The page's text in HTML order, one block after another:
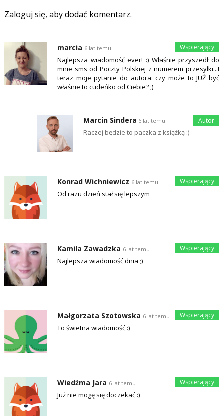
Zaloguj się, aby dodać komentarz.
marcia 6 lat temu
Najlepsza wiadomość ever! :) Właśnie przyszedł do
mnie sms od Poczty Polskiej z numerem przesyłki...I
teraz moje pytanie do autora: czy może to JUŻ być
właśnie to cudeńko od Ciebie? ;)
Marcin Sindera 6 lat temu
Raczej będzie to paczka z książką :)
Konrad Wichniewicz 6 lat temu
Od razu dzień stał się lepszym
Kamila Zawadzka 6 lat temu
Najlepsza wiadomość dnia ;)
Małgorzata Szotowska 6 lat temu
To świetna wiadomość :)
Wiedźma Jara 6 lat temu
Już nie mogę się doczekać :)